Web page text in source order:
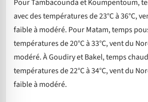
Pour Tambacounda et Koumpentoum,
avec des températures de 23°C à 36°C,
faible à modéré. Pour Matam, temps
températures de 20°C à 33°C, vent du
modéré. À Goudiry et Bakel, temps
températures de 22°C à 34°C, vent du
faible à modéré.